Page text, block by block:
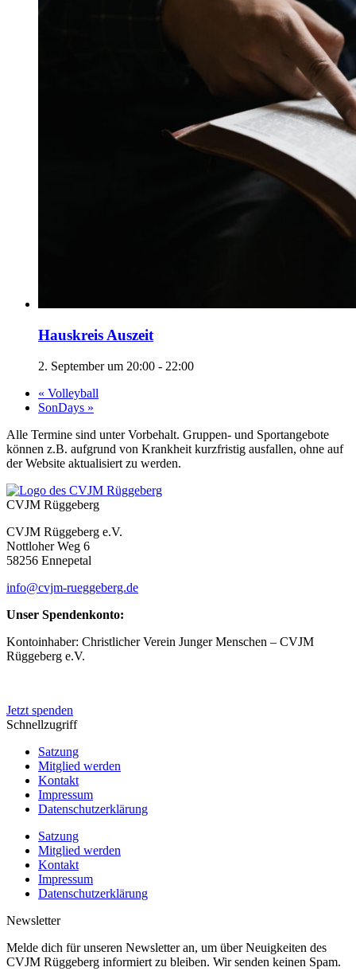
Hauskreis Auszeit
2. September um 20:00 - 22:00
« Volleyball
SonDays »
Alle Termine sind unter Vorbehalt. Gruppen- und Sportangebote
können z.B. aufgrund von Krankheit kurzfristig ausfallen, ohne auf
der Website aktualisiert zu werden.
CVJM Rüggeberg
CVJM Rüggeberg e.V.
Nottloher Weg 6
58256 Ennepetal
info@cvjm-rueggeberg.de
Unser Spendenkonto:
Kontoinhaber: Christlicher Verein Junger Menschen – CVJM
Rüggeberg e.V.
Jetzt spenden
Schnellzugriff
Satzung
Mitglied werden
Kontakt
Impressum
Datenschutzerklärung
Satzung
Mitglied werden
Kontakt
Impressum
Datenschutzerklärung
Newsletter
Melde dich für unseren Newsletter an, um über Neuigkeiten des
CVJM Rüggeberg informiert zu bleiben. Wir senden keinen Spam.